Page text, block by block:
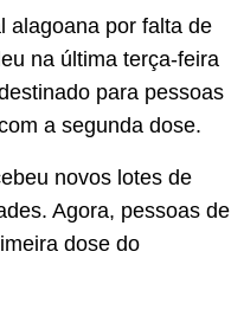
alagoana por falta de
na última terça-feira
para pessoas
a segunda dose.
novos lotes de
Agora, pessoas de
dose do